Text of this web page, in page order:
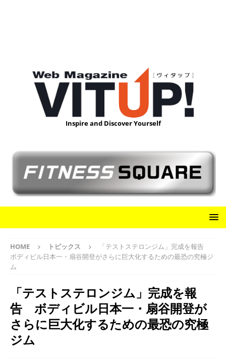
Inspire and Discover Yourself
HOME トピックス
「テストステロンジム」完成を報告
ボディビル日本一・扇谷開登がさらに巨大化するための最恐の究極ジ
ム
「テストステロンジム」完成を報
告 ボディビル日本一・扇谷開登が
さらに巨大化するための最恐の究極
ジム